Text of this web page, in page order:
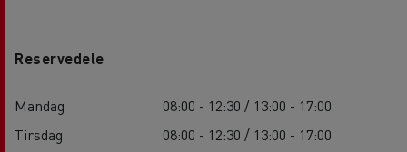
Reservedele
Mandag
08:00 - 12:30 / 13:00 - 17:00
Tirsdag
08:00 - 12:30 / 13:00 - 17:00